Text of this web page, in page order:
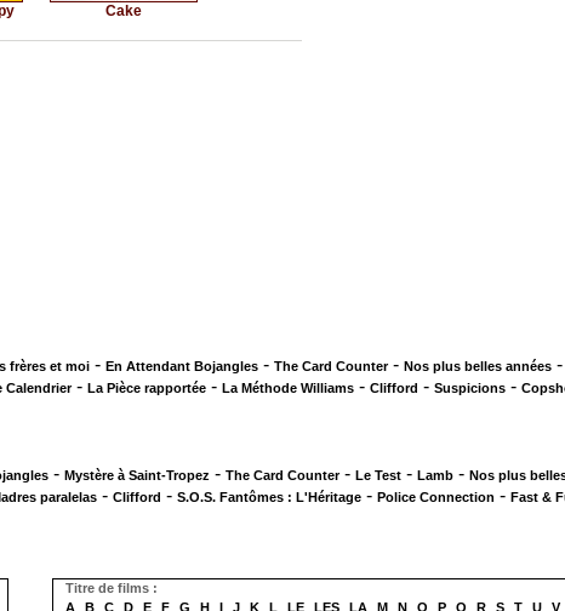
Cake
frères et moi - En Attendant Bojangles - The Card Counter- Nos plus belles années -
Calendrier- La Pièce rapportée - La Méthode Williams - Clifford - Suspicions -
- Mystère à Saint-Tropez - The Card Counter- Le Test - Lamb - Nos plus
paralelas - Clifford - S.O.S. Fantômes : L'Héritage - Police Connection - Fast &
Titre de films :
A
B C D E F G H I J K L LE LES LA M N O P Q R S T U V